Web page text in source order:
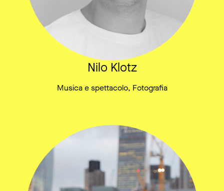
Nilo Klotz
Musica e spettacolo, Fotografia